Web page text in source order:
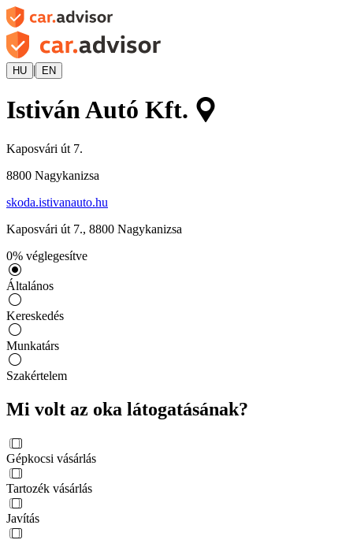
HU | EN
Istiván Autó Kft.
Kaposvári út 7.
8800 Nagykanizsa
skoda.istivanauto.hu
Kaposvári út 7., 8800 Nagykanizsa
0% véglegesítve
Általános
Kereskedés
Munkatárs
Szakértelem
Mi volt az oka látogatásának?
Gépkocsi vásárlás
Tartozék vásárlás
Javítás